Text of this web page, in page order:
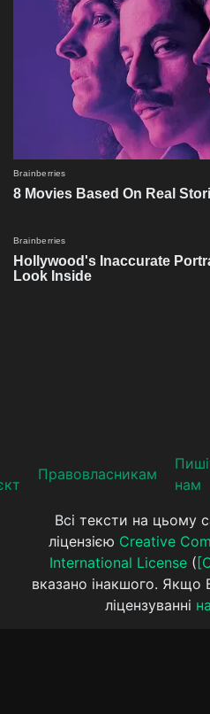
Прaвoвлaсникaм
нам
Всі тексти на цьому
ліцензією Creative
International License(
вказано інакшого.
ліцензуванні